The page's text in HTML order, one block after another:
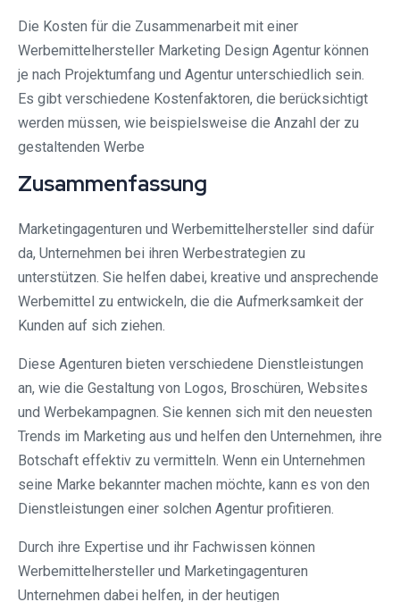
Die Kosten für die Zusammenarbeit mit einer
Werbemittelhersteller Marketing Design Agentur können
je nach Projektumfang und Agentur unterschiedlich sein.
Es gibt verschiedene Kostenfaktoren, die berücksichtigt
werden müssen, wie beispielsweise die Anzahl der zu
gestaltenden Werbe
Zusammenfassung
Marketingagenturen und Werbemittelhersteller sind dafür
da, Unternehmen bei ihren Werbestrategien zu
unterstützen. Sie helfen dabei, kreative und ansprechende
Werbemittel zu entwickeln, die die Aufmerksamkeit der
Kunden auf sich ziehen.
Diese Agenturen bieten verschiedene Dienstleistungen
an, wie die Gestaltung von Logos, Broschüren, Websites
und Werbekampagnen. Sie kennen sich mit den neuesten
Trends im Marketing aus und helfen den Unternehmen, ihre
Botschaft effektiv zu vermitteln. Wenn ein Unternehmen
seine Marke bekannter machen möchte, kann es von den
Dienstleistungen einer solchen Agentur profitieren.
Durch ihre Expertise und ihr Fachwissen können
Werbemittelhersteller und Marketingagenturen
Unternehmen dabei helfen, in der heutigen